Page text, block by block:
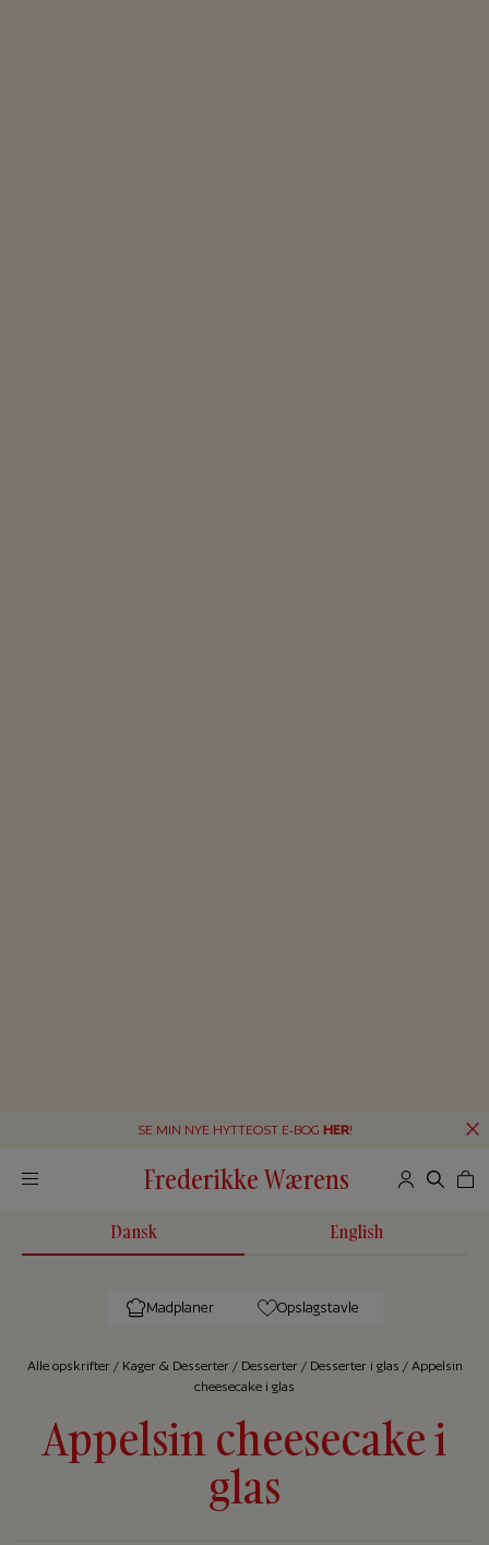
SE MIN NYE HYTTEOST E-BOG HER!
Frederikke Wærens
Dansk English
Madplaner Opslagstavle
Alle op­skrif­ter/ Kager & Desserter/ Desserter/ Desserter i glas / Appelsin
cheesecake i glas
Appelsin cheesecake i
glas